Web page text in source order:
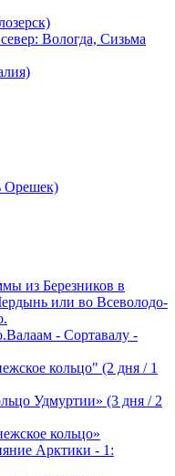
Вологда, Сизьма
Орешек)
из Березников в
или во Всеволодо-
- Сортавалу -
кольцо" (2 дня / 1
Удмуртии» (3 дня / 2
кольцо»
Арктики - 1: